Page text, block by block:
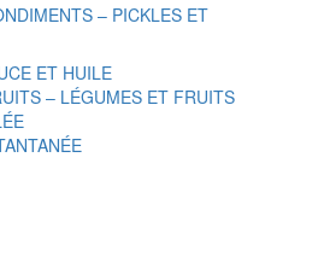
– PICKLES ET
ET HUILE
– LÉGUMES ET FRUITS